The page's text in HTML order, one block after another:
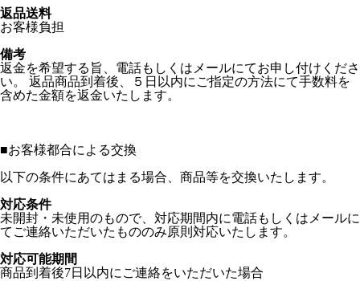
返品送料
お客様負担
備考
返金を希望する旨、電話もしくはメールにてお申し付けくださ
い。 返品商品到着後、５日以内にご指定の方法にて手数料を
含めた金額を返金いたします。
■お客様都合による交換
以下の条件にあてはまる場合、商品等を交換いたします。
対応条件
未開封・未使用のもので、対応期間内に電話もしくはメールに
てご連絡いただいたもののみ原則対応いたします。
対応可能期間
商品到着後7日以内にご連絡をいただいた場合